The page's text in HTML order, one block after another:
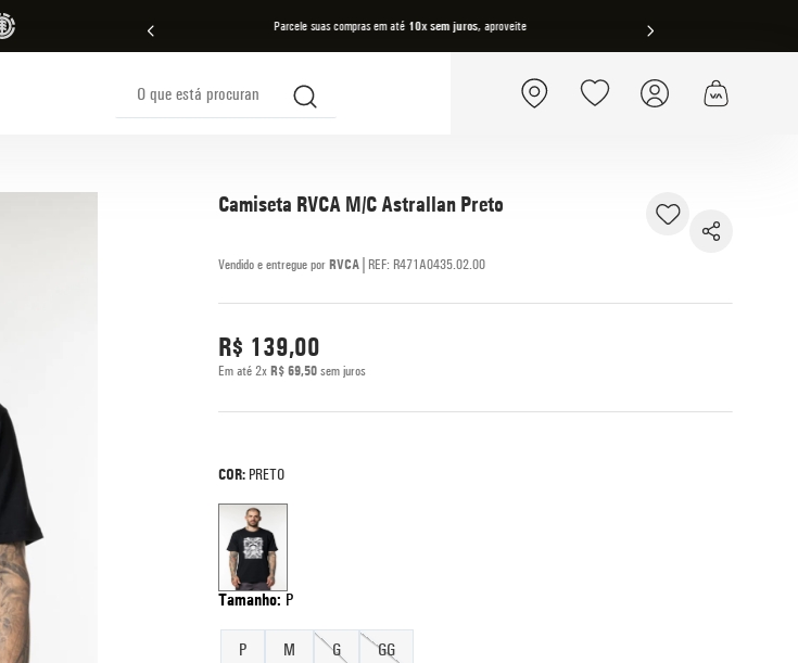
Parcele suas compras em até 10x sem juros, aproveite
Camiseta RVCA M/C Astrallan Preto
RVCA| REF: R471A0435.02.00
R$ 139,00
Em até 2x R$ 69,50sem juros
COR: PRETO
Tamanho: P
P M G GG